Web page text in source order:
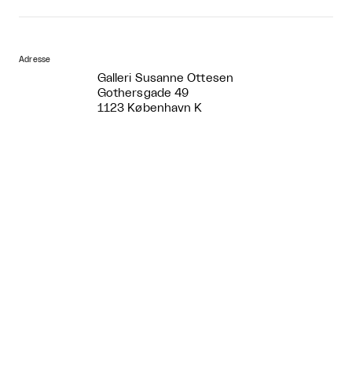
Adresse
Galleri Susanne Ottesen
Gothersgade 49
1123 København K